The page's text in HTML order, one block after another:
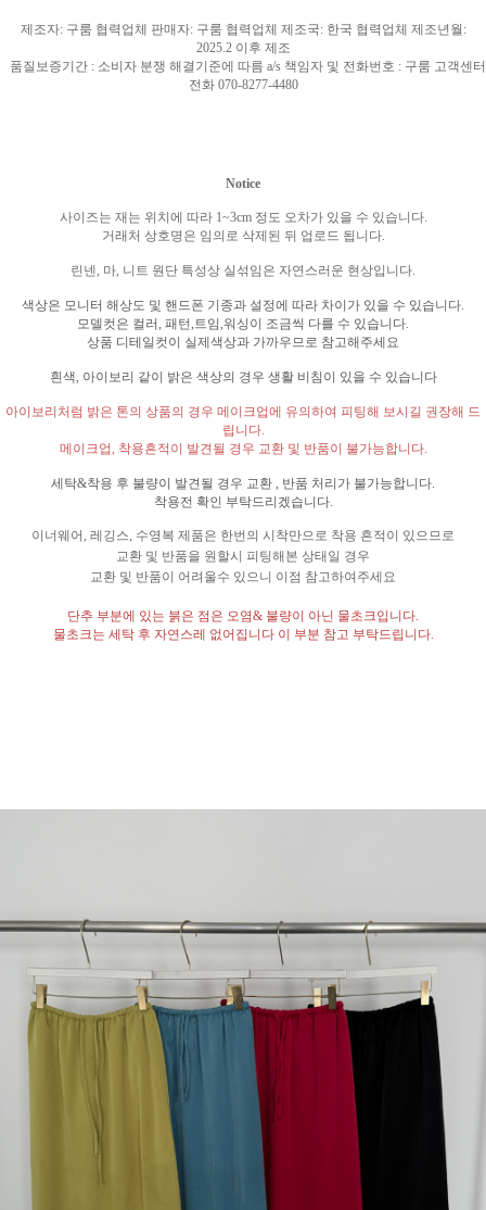
제조자: 구룸 협력업체 판매자: 구룸 협력업체 제조국: 한국 협력업체 제조년월 :
2025.2 이후 제조
품질보증기간 : 소비자 분쟁 해결기준에 따름 a/s 책임자 및 전화번호 : 구룸 고객센터
전화 070-8277-4480
Notice
사이즈는 재는 위치에 따라 1~3cm 정도 오차가 있을 수 있습니다.
거래처 상호명은 임의로 삭제된 뒤 업로드 됩니다.
린넨 마 니트 원단 특성상 실섞임은 자연스러운 현상입니다
색상은 모니터 해상도 및 핸드폰 기종과 설정에 따라 차이가 있을 수 있습니다
모델컷은 컬러 패턴 트임 워싱이 조금씩 다를 수 있습니다
상품 디테일컷이 실제색상과 가까우므로 참고해주세요
흰색 아이보리 같이 밝은 색상의 경우 생활 비침이 있을 수 있습니다
아이보리처럼 밝은 톤의 상품의 경우 메이크업에 유의하여 피팅해 보시길 권장해 드
립니다.
메이크업
착용흔적이 발견될 경우 교환 및 반품이 불가능합니다.
세탁&착용 후 불량이 발견될 경우 교환 반품 처리가 불가능합니다
착용전 확인 부탁드리겠습니다.
이너웨어 레깅스 수영복 제품은 한번의 시착만으로 착용 흔적이 있으므로
교환 및 반품을 원할시 피팅해본 상태일 경우
교환 및 반품이 어려울수 있으니 이점 참고하여주세요
단추 부분에 있는 붉은 점은 오염& 불량이 아닌 물초크입니다
물초크는 세탁 후 자연스레 없어집니다 이 부분 참고 부탁드립니다.